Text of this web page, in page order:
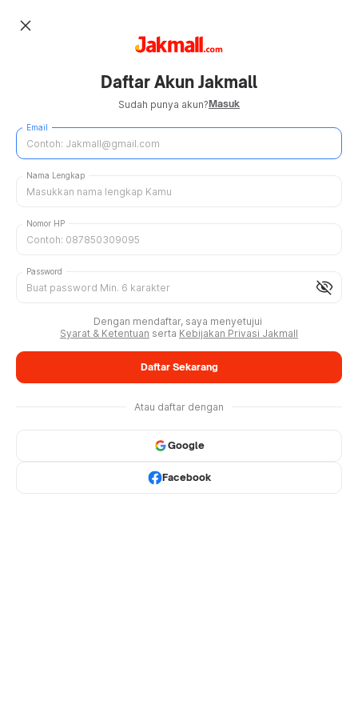
close
Daftar Akun Jakmall
Sudah punya akun?Masuk
Email
Nama Lengkap
Nomor HP
visibility_off
Password
Dengan mendaftar, saya menyetujui
Syarat & Ketentuan serta Kebijakan Privasi Jakmall
Daftar Sekarang
Atau daftar dengan
Google
Facebook